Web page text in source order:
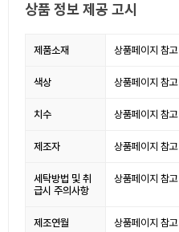
상품 정보 제공 고시
제품소재 상품페이지 참고
색상 상품페이지 참고
치수 상품페이지 참고
제조자 상품페이지 참고
세탁방법 및 취
급시 주의사항
상품페이지 참고
제조연월 상품페이지 참고